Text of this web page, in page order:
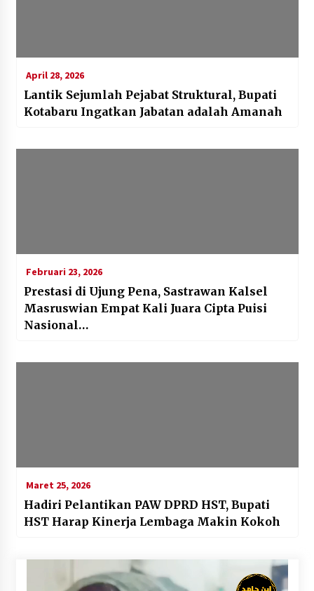
April 28, 2026
Lantik Sejumlah Pejabat Struktural, Bupati
Kotabaru Ingatkan Jabatan adalah Amanah
Februari 23, 2026
Prestasi di Ujung Pena, Sastrawan Kalsel
Masruswian Empat Kali Juara Cipta Puisi
Nasional
Maret 25, 2026
Hadiri Pelantikan PAW DPRD HST, Bupati
HST Harap Kinerja Lembaga Makin Kokoh